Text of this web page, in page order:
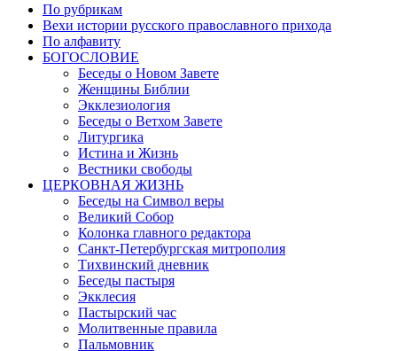
По рубрикам
Вехи истории русского православного прихода
По алфавиту
БОГОСЛОВИЕ
Беседы о Новом Завете
Женщины Библии
Экклезиология
Беседы о Ветхом Завете
Литургика
Истина и Жизнь
Вестники свободы
ЦЕРКОВНАЯ ЖИЗНЬ
Беседы на Символ веры
Великий Собор
Колонка главного редактора
Санкт-Петербургская митрополия
Тихвинский дневник
Беседы пастыря
Экклесия
Пастырский час
Молитвенные правила
Пальмовник